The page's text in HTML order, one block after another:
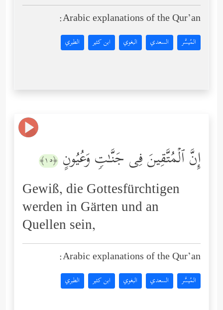
Arabic explanations of the Qur’an:
المُيسَّر السعدي البغوي ابن كثير الطبري
إِنَّ ٱلۡمُتَّقِینَ فِی جَنَّـٰتࣲ وَعُیُونٍ ﴿١٥﴾
Gewiß, die Gottesfürchtigen
werden in Gärten und an
Quellen sein,
Arabic explanations of the Qur’an:
المُيسَّر السعدي البغوي ابن كثير الطبري